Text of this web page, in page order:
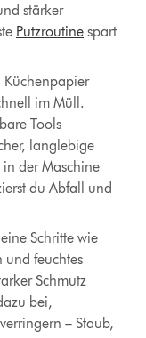
stärker
Putzroutine spart
Küchenpapier
im Müll.
Tools
langlebige
der Maschine
du Abfall und
Schritte wie
und feuchtes
Schmutz
bei,
– Staub,